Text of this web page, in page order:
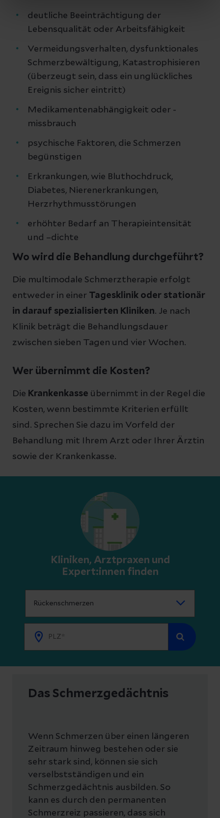
deutliche Beeinträchtigung der
Lebensqualität oder Arbeitsfähigkeit
Vermeidungsverhalten, dysfunktionales
Schmerzbewältigung, Katastrophisieren
(überzeugt sein, dass ein unglückliches
Ereignis sicher eintritt)
Medikamentenabhängigkeit oder -
missbrauch
psychische Faktoren, die Schmerzen
begünstigen
Erkrankungen, wie Bluthochdruck,
Diabetes, Nierenerkrankungen,
Herzrhythmusstörungen
erhöhter Bedarf an Therapieintensität
und –dichte
Wo wird die Behandlung durchgeführt?
Die multimodale Schmerztherapie erfolgt
entweder in einer Tagesklinik oder stationär
in darauf spezialisierten Kliniken. Je nach
Klinik beträgt die Behandlungsdauer
zwischen sieben Tagen und vier Wochen.
Wer übernimmt die Kosten?
Die Krankenkasse übernimmt in der Regel die
Kosten, wenn bestimmte Kriterien erfüllt
sind. Sprechen Sie dazu im Vorfeld der
Behandlung mit Ihrem Arzt oder Ihrer Ärztin
sowie der Krankenkasse.
Kliniken, Arztpraxen und
Expert:innen finden
Das Schmerzgedächtnis
Wenn Schmerzen über einen längeren
Zeitraum hinweg bestehen oder sie
sehr stark sind, können sie sich
verselbstständigen und ein
Schmerzgedächtnis ausbilden. So
kann es durch den permanenten
Schmerzreiz passieren, dass sich